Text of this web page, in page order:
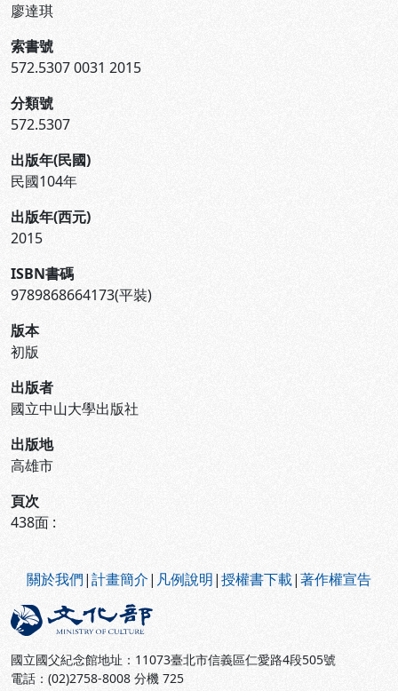
廖達琪
索書號
572.5307 0031 2015
分類號
572.5307
出版年(民國)
民國104年
出版年(西元)
2015
ISBN書碼
9789868664173(平裝)
版本
初版
出版者
國立中山大學出版社
出版地
高雄市
頁次
438面 :
關於我們|計畫簡介| 凡例說明|授權書下載|著作權宣告
國立國父紀念館地址：11073臺北市信義區仁愛路4段505號
電話：(02)2758-8008 分機 725